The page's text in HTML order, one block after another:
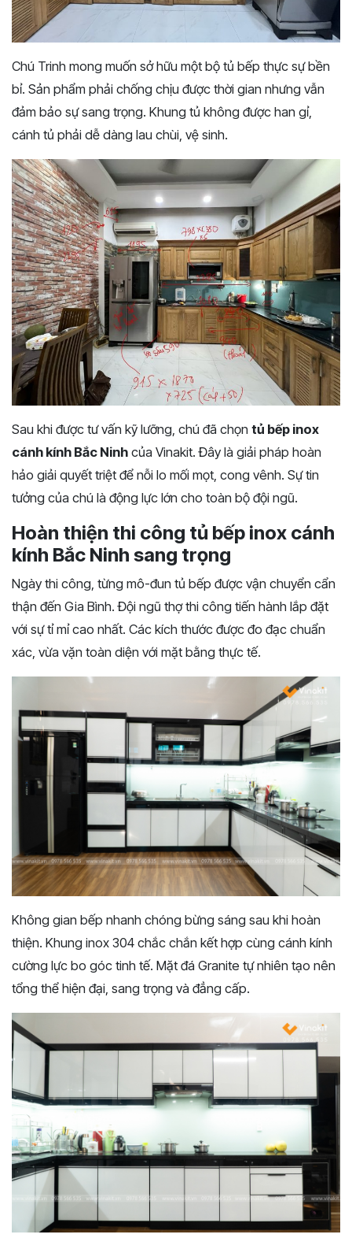
Chú Trinh mong muốn sở hữu một bộ tủ bếp thực sự bền
bỉ. Sản phẩm phải chống chịu được thời gian nhưng vẫn
đảm bảo sự sang trọng. Khung tủ không được han gỉ,
cánh tủ phải dễ dàng lau chùi, vệ sinh.
Sau khi được tư vấn kỹ lưỡng, chú đã chọn tủ bếp inox
cánh kính Bắc Ninh của Vinakit. Đây là giải pháp hoàn
hảo giải quyết triệt để nỗi lo mối mọt, cong vênh. Sự tin
tưởng của chú là động lực lớn cho toàn bộ đội ngũ.
Hoàn thiện thi công tủ bếp inox cánh
kính Bắc Ninh sang trọng
Ngày thi công, từng mô-đun tủ bếp được vận chuyển cẩn
thận đến Gia Bình. Đội ngũ thợ thi công tiến hành lắp đặt
với sự tỉ mỉ cao nhất. Các kích thước được đo đạc chuẩn
xác, vừa vặn toàn diện với mặt bằng thực tế.
Không gian bếp nhanh chóng bừng sáng sau khi hoàn
thiện. Khung inox 304 chắc chắn kết hợp cùng cánh kính
cường lực bo góc tinh tế. Mặt đá Granite tự nhiên tạo nên
tổng thể hiện đại, sang trọng và đẳng cấp.